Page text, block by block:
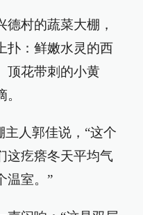
村的蔬菜大棚，
扑：鲜嫩水灵的西
顶花带刺的小黄
人郭佳说，“这个
这疙瘩冬天平均气
温室。”